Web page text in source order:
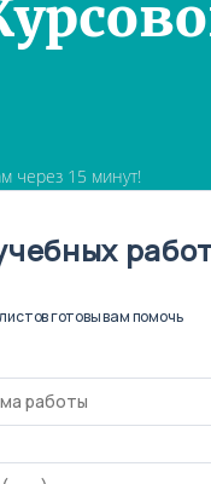
через 15 минут!
готовы вам помочь